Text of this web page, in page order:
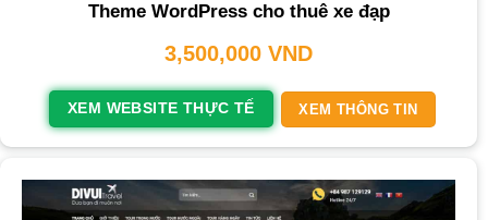
Theme WordPress cho thuê xe đạp
3,500,000 VND
XEM WEBSITE THỰC TẾ XEM THÔNG TIN